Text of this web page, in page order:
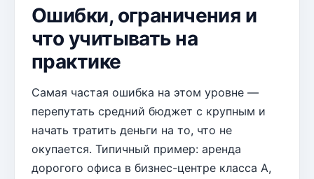
Ошибки, ограничения и
что учитывать на
практике
Самая частая ошибка на этом уровне —
перепутать средний бюджет с крупным и
начать тратить деньги на то, что не
окупается. Типичный пример: аренда
дорогого офиса в бизнес-центре класса А,